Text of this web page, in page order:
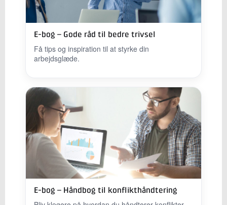
E-bog – Gode råd til bedre trivsel
Få tips og inspiration til at styrke din
arbejdsglæde.
E-bog – Håndbog til konflikthåndtering